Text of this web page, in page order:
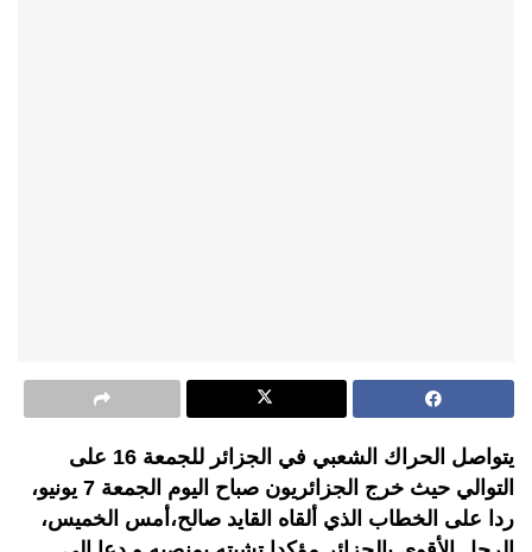
يتواصل الحراك الشعبي في الجزائر للجمعة 16 على
التوالي حيث خرج الجزائريون صباح اليوم الجمعة 7 يونيو،
ردا على الخطاب الذي ألقاه القايد صالح،أمس الخميس،